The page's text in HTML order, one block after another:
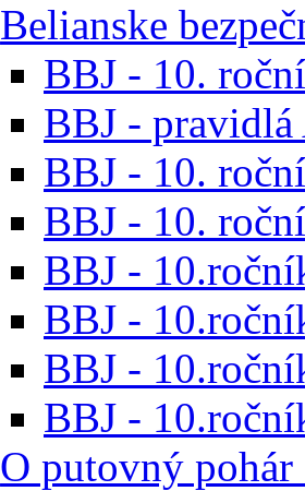
Belianske
BBJ - 10.
BBJ - pravidlá
BBJ - 10.
BBJ - 10.
BBJ -
BBJ -
BBJ -
BBJ -
O putovný